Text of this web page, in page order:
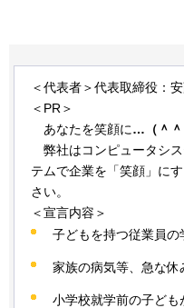
＜代表者＞代表取締役：
＜PR＞
あなたを笑顔に…（＾＾
弊社はコンピュータシ
テムで企業を「笑顔」に
さい。
＜宣言内容＞
子どもを持つ従業員
家族の病気等、急な
小学校就学前の子ど